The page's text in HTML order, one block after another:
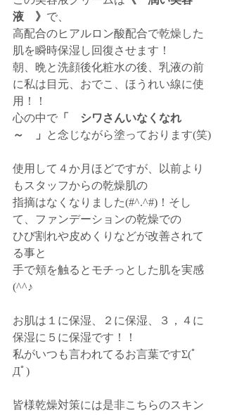
液　》 で、
高配合のヒアルロン酸配合で乾燥した
肌を瞬時保湿し回復させます！
朝、晩と洗顔後化粧水の後、乳液の前
に私は目元、おでこ、ほうれい線に使
用！！
心の中で 「　シワさんいなくなれ
～　」
と念じながら塗っております(笑)
使用して４か月ほどですが、以前より
もスタッフからの乾燥肌の
指摘はなくなりました(#^.^#)！そし
て、ファンデーションの乾燥での
ひび割れや皮めくりなどが改善されて
る事と
手で頬を触るとモチっとした肌を実感
(^^♪
お肌は１に保湿、２に保湿、３，４に
保湿に５に保湿です！！
私がいつも言われてるお言葉ですΣ(ﾟ
Дﾟ)
皆様乾燥対策には是非こちらのスキン